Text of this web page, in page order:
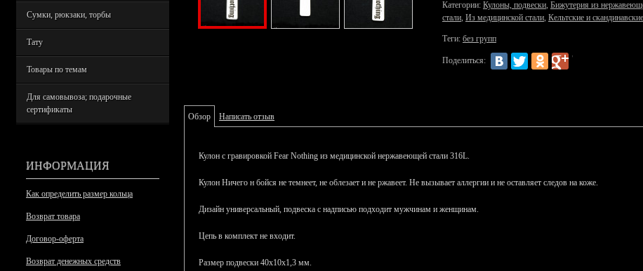
Сумки, рюкзаки, торбы
Тату
Товары по темам
Для самовывоза; подарочные
сертификаты
ИНФОРМАЦИЯ
Как определить размер кольца
Возврат товара
Договор-оферта
Возврат денежных средств
Категории: Кулоны, подвески, Бижутерия из
стали, Из медицинской стали, Кельтские и
Теги: без групп
Поделиться:
Обзор Написать отзыв
Кулон с гравировкой Fear Nothing из медицинской нержавеющей стали 316L.
Кулон Ничего н бойся не темнеет, не облезает и не ржавеет. Не вызывает аллергии и не оставляет следов на коже.
Дизайн универсальный, подвеска с надписью подходит мужчинам и женщинам.
Цепь в комплект не входит.
Размер подвески 40х10х1,3 мм.